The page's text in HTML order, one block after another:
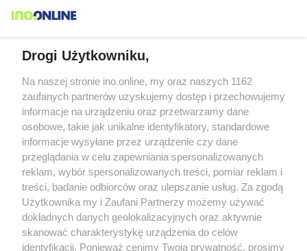
Inowrocławia
tegorocznego święta miasta
Silny wiatr łamał drzewa i uszkodził dach. To nie koniec
ostrzeżeń
08-06 Autobusy wróciły na Cegielną. Koniec remontu zatok
08-06 Pięciu nietrzeźwych uczestników ruchu wpadło w ręce policji.
Rekordzista miał 2,6 promila
08-05 Inowrocław w "gorącej" czołówce. Według analizy Onetu nasze
miasto jest jednym z najbardziej narażonych na upały
08-05 Kombajn wpadł do rowu, są utrudnienia
08-05 Zmiany dla pasażerów na trasie Rojewo-Inowrocław
08-05 W sobotę Kujawski Festiwal Pieśni Ludowej
Drogi Użytkowniku,
Na naszej stronie ino.online, my oraz naszych 1162
zaufanych partnerów uzyskujemy dostęp i przechowujemy
informacje na urządzeniu oraz przetwarzamy dane
osobowe, takie jak unikalne identyfikatory, standardowe
informacje wysyłane przez urządzenie czy dane
przeglądania w celu zapewniania spersonalizowanych
reklam, wybór spersonalizowanych treści, pomiar reklam i
treści, badanie odbiorców oraz ulepszanie usług. Za zgodą
Użytkownika my i Zaufani Partnerzy możemy używać
dokładnych danych geolokalizacyjnych oraz aktywnie
skanować charakterystykę urządzenia do celów
identyfikacji. Ponieważ cenimy Twoją prywatność, prosimy